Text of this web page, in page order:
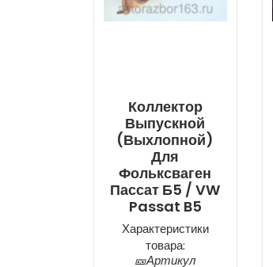
Коллектор
Выпускной
(выхлопной)
Для
Фольксваген
Пассат Б5 / VW
Passat B5
Характеристики
товара:
🎫Артикул